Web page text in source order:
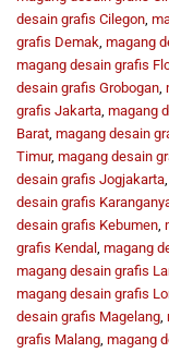
desain grafis Cilegon,
grafis Demak, magang
magang desain grafis
desain grafis Grobogan,
grafis Jakarta, magang
Barat, magang desain
Timur, magang desain
desain grafis Jogjakarta,
desain grafis
desain grafis Kebumen,
grafis Kendal , magang
magang desain grafis
magang desain grafis
desain grafis Magelang,
grafis Malang, magang